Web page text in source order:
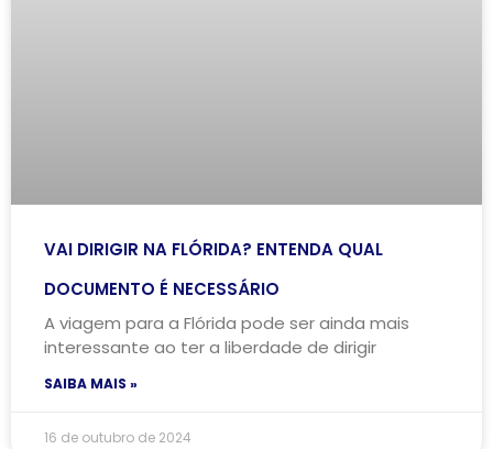
VAI DIRIGIR NA FLÓRIDA? ENTENDA QUAL
DOCUMENTO É NECESSÁRIO
A viagem para a Flórida pode ser ainda mais
interessante ao ter a liberdade de dirigir
SAIBA MAIS »
16 de outubro de 2024